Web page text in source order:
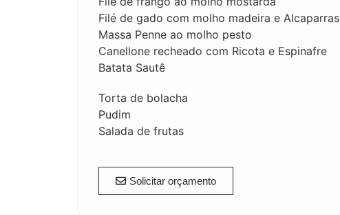
Filé de gado com molho madeira e Alcaparras
Massa Penne ao molho pesto
Canellone recheado com Ricota e Espinafre
Batata Sautê
Torta de bolacha
Pudim
Salada de frutas
Solicitar orçamento